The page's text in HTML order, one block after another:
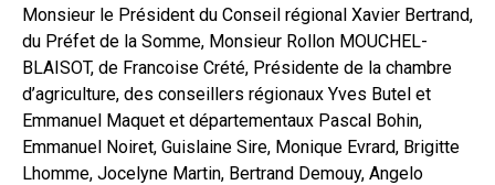
Monsieur le Président du Conseil régional Xavier Bertrand,
du Préfet de la Somme, Monsieur Rollon MOUCHEL-
BLAISOT, de Francoise Crété, Présidente de la chambre
d’agriculture, des conseillers régionaux Yves Butel et
Emmanuel Maquet et départementaux Pascal Bohin,
Emmanuel Noiret, Guislaine Sire, Monique Evrard, Brigitte
Lhomme, Jocelyne Martin, Bertrand Demouy, Angelo